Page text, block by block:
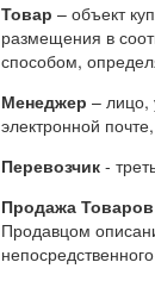
Товар – объект
размещения в
способом,
Менеджер – лицо,
электронной
Перевозчик -
Продажа
Продавцом